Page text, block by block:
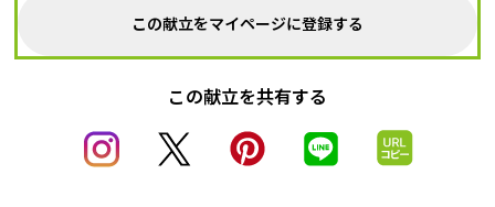
この献立をマイページに登録する
この献立を共有する